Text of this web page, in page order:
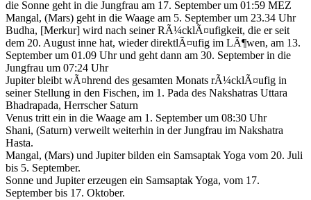
die Sonne geht in die Jungfrau am 17. September um 01:59 MEZ
Mangal, (Mars) geht in die Waage am 5. September um 23.34 Uhr
Budha, [Merkur] wird nach seiner RÃ¼cklÃ¤ufigkeit, die er seit
dem 20. August inne hat, wieder direktlÃ¤ufig im LÃ¶wen, am 13.
September um 01.09 Uhr und geht dann am 30. September in die
Jungfrau um 07:24 Uhr
Jupiter bleibt wÃ¤hrend des gesamten Monats rÃ¼cklÃ¤ufig in
seiner Stellung in den Fischen, im 1. Pada des Nakshatras Uttara
Bhadrapada, Herrscher Saturn
Venus tritt ein in die Waage am 1. September um 08:30 Uhr
Shani, (Saturn) verweilt weiterhin in der Jungfrau im Nakshatra
Hasta.
Mangal, (Mars) und Jupiter bilden ein Samsaptak Yoga vom 20. Juli
bis 5. September.
Sonne und Jupiter erzeugen ein Samsaptak Yoga, vom 17.
September bis 17. Oktober.